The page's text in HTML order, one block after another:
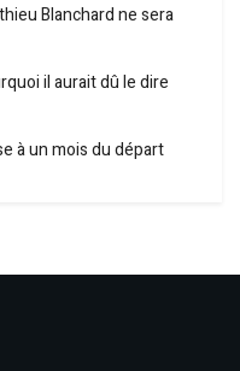
Blanchard ne sera
il aurait dû le dire
à un mois du départ